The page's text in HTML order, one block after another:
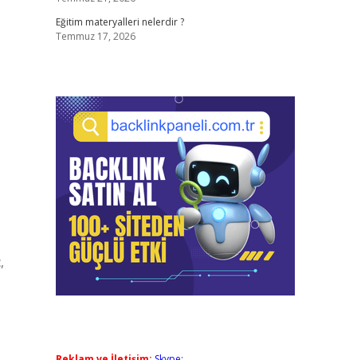
Eğitim materyalleri nelerdir ?
Temmuz 17, 2026